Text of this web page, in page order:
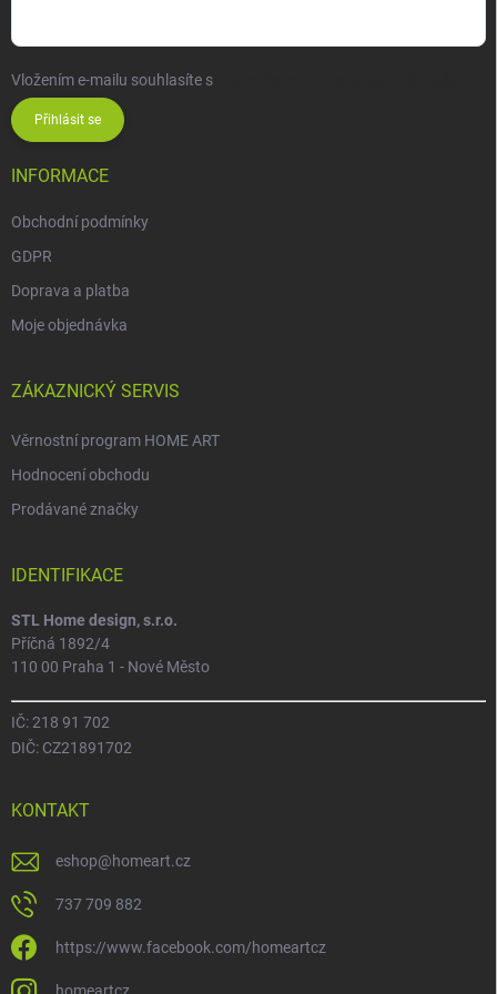
Vložením e-mailu souhlasíte s
Přihlásit se
INFORMACE
Obchodní podmínky
GDPR
Doprava a platba
Moje objednávka
ZÁKAZNICKÝ SERVIS
Věrnostní program HOME ART
Hodnocení obchodu
Prodávané značky
IDENTIFIKACE
STL Home design, s.r.o.
Příčná 1892/4
110 00 Praha 1 - Nové Město
IČ: 218 91 702
DIČ: CZ21891702
KONTAKT
eshop@homeart.cz
737 709 882
https://www.facebook.com/homeartcz